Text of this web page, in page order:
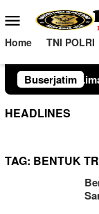
ke
konten
Menu
Mobile
Home TNI POLRI
Buserjatim
Tempuh Jalur
HEADLINES
TAG: BENTUK